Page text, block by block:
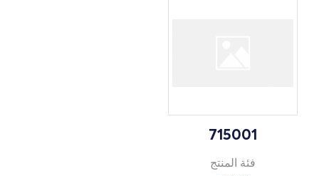
715001
فئة المنتج